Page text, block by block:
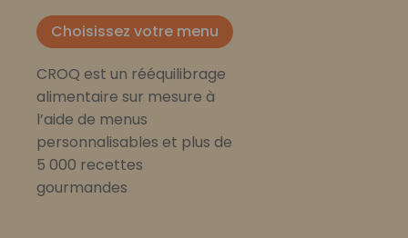
Choisissez votre menu
CROQ est un rééquilibrage
alimentaire sur mesure à
l’aide de menus
personnalisables et plus de
5 000 recettes
gourmandes